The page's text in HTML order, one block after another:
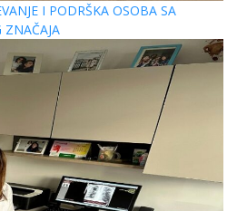
I PODRŠKA OSOBA SA
ZNAČAJA